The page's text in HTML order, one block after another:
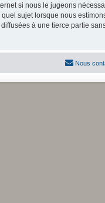
si nous le jugeons
sujet lorsque nous
à une tierce partie
Nous